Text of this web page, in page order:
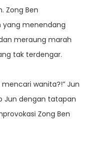
Zong Ben
yang menendang
meraung marah
tak terdengar.
wanita?!” Jun
Jun dengan tatapan
Zong Ben